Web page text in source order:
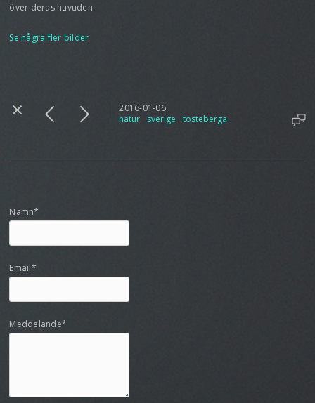
över deras huvuden.
Se några fler bilder
2016-01-06
natur
sverige tosteberga
Namn*
Email*
Meddelande*